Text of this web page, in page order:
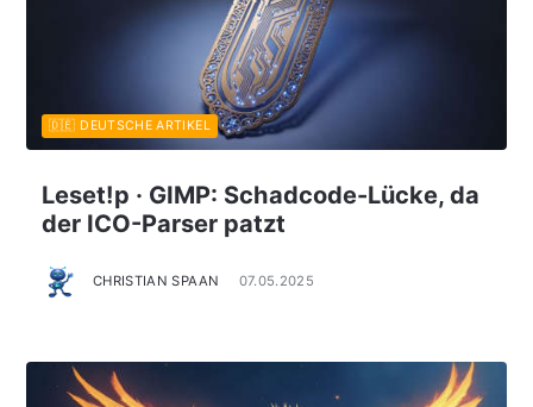
Leset!p · GIMP: Schadcode-Lücke, da
der ICO-Parser patzt
CHRISTIAN SPAAN 07.05.2025
🇩🇪 DEUTSCHE ARTIKEL